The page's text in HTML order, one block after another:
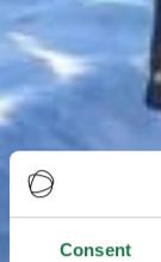
Consent